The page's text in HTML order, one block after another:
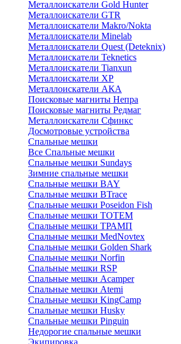
Металлоискатели Gold Hunter
Металлоискатели GTR
Металлоискатели Makro/Nokta
Металлоискатели Minelab
Металлоискатели Quest (Deteknix)
Металлоискатели Teknetics
Металлоискатели Tianxun
Металлоискатели XP
Металлоискатели АКА
Поисковые магниты Непра
Поисковые магниты Редмаг
Металлоискатели Сфинкс
Досмотровые устройства
Спальные мешки
Все Спальные мешки
Спальные мешки Sundays
Зимние спальные мешки
Спальные мешки BAY
Спальные мешки BTrace
Спальные мешки Poseidon Fish
Спальные мешки ТОТЕМ
Спальные мешки ТРАМП
Cпальные мешки MedNovtex
Спальные мешки Golden Shark
Спальные мешки Norfin
Спальные мешки RSP
Спальные мешки Acamper
Спальные мешки Atemi
Спальные мешки KingCamp
Спальные мешки Husky
Спальные мешки Pinguin
Недорогие спальные мешки
Экипировка